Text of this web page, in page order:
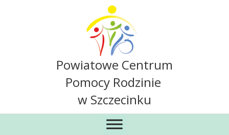
Powiatowe Centrum
Pomocy Rodzinie
w Szczecinku